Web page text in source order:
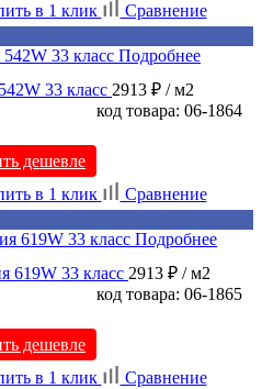
в 1 клик
Сравнение
Подробнее
33 класс 2913 ₽ / м2
код товара: 06-1864
дешевле
в 1 клик
Сравнение
Подробнее
619W 33 класс 2913 ₽ / м2
код товара: 06-1865
дешевле
в 1 клик
Сравнение